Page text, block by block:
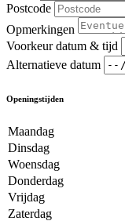
Postcode
Opmerkingen
Voorkeur datum & tijd
Alternatieve datum
Openingstijden
Maandag
Dinsdag
Woensdag
Donderdag
Vrijdag
Zaterdag